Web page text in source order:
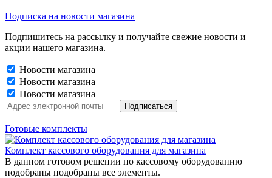
Подписка на новости магазина
Подпишитесь на рассылку и получайте свежие новости и
акции нашего магазина.
Новости магазина
Новости магазина
Новости магазина
Готовые комплекты
Комплект кассового оборудования для магазина
В данном готовом решении по кассовому оборудованию
подобраны подобраны все элементы.